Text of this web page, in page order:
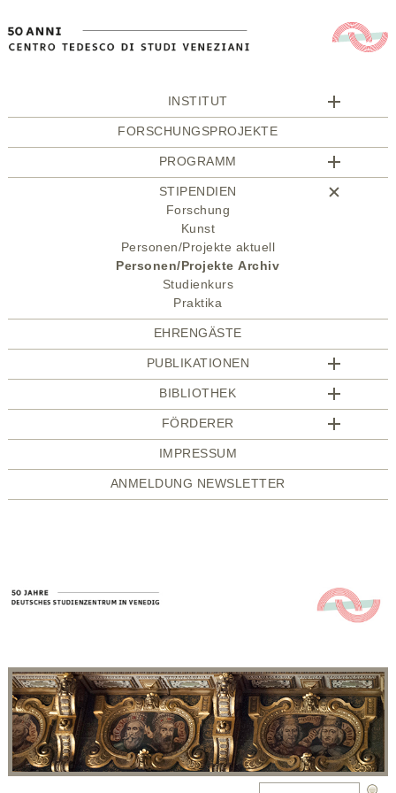
INSTITUT
FORSCHUNGSPROJEKTE
PROGRAMM
STIPENDIEN
Forschung
Kunst
Personen/Projekte aktuell
Personen/Projekte Archiv
Studienkurs
Praktika
EHRENGÄSTE
PUBLIKATIONEN
BIBLIOTHEK
FÖRDERER
IMPRESSUM
ANMELDUNG NEWSLETTER